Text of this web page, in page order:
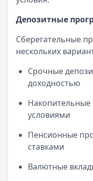
Депозитные
Сберегательные
нескольких
Срочные
доходностью
Накопительные
условиями
Пенсионные
ставками
Валютные